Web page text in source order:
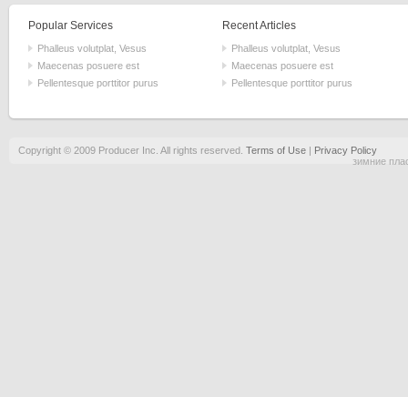
Popular Services
Phalleus volutplat, Vesus
Maecenas posuere est
Pellentesque porttitor purus
Recent Articles
Phalleus volutplat, Vesus
Maecenas posuere est
Pellentesque porttitor purus
Copyright © 2009 Producer Inc. All rights reserved. Terms of Use| Privacy Policy
зимние